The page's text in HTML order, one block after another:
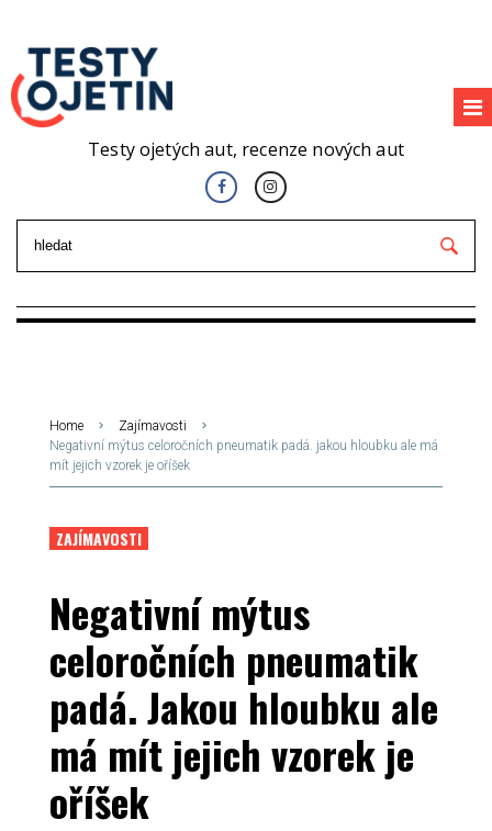
Testy ojetých aut, recenze nových aut
Home
Zajímavosti
Negativní mýtus celoročních pneumatik padá. jakou hloubku ale má
mít jejich vzorek je oříšek
ZAJÍMAVOSTI
Negativní mýtus
celoročních pneumatik
padá. Jakou hloubku ale
má mít jejich vzorek je
oříšek